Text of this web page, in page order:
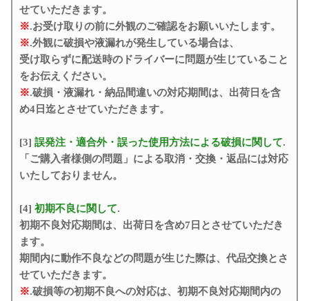
せていただきます。
※.お受け取りの前に外観のご確認をお願いいたします。
※.外観に破損や液漏れが発生している場合は、
受け取らずに配送時のドライバーに問題が生じていること
をお伝えください。
※.破損・液漏れ・納品間違いの対応期間は、出荷日を含
め4日迄とさせていただきます。
[3] 誤発注・適合外・誤った使用方法による破損に関して.
「ご購入者様側の問題」による取消・交換・返品には対応
いたしておりません。
[4] 初期不良に関して.
初期不良対応期間は、出荷日を含め7日とさせていただき
ます。
期間内に動作不良などの問題が生じた際は、代品交換とさ
せていただきます。
※.破損等の初期不良への対応は、初期不良対応期間内の